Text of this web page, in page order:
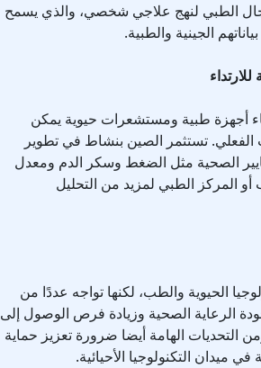
الطبي لنهج علاجي شخصي، والذي يسمح
الجينية والطبية.
أجهزة طبية ومستشعرات حيوية يمكن
الفعلي. تستثمر الصين بنشاط في تطوير
الصحية مثل الضغط وسكر الدم ومعدل
المركز الطبي لمزيد من التحليل
الحيوية والطب، لكنها تواجه عددًا من
الرعاية الصحية وزيادة فرص الوصول إلى
التحديات الهامة أيضا ضرورة تعزيز حماية
في ميدان التكنولوجيا الأحيائية.